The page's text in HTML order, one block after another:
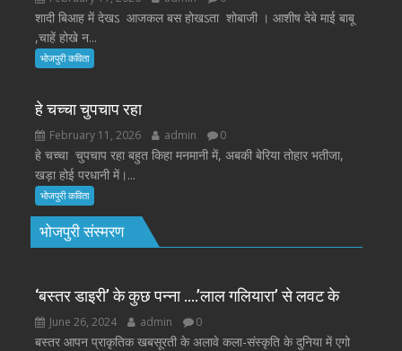
शादी बिआह में देखऽ आजकल बस होखऽता शोबाजी । आशीष देबे माई बाबू
,चाहें होखे न...
भोजपुरी कविता
हे चच्चा चुपचाप रहा
February 11, 2026 admin 0
हे चच्चा चुपचाप रहा बहुत किहा मनमानी में, अबकी बेरिया तोहार भतीजा,
खड़ा होई परधानी में।...
भोजपुरी कविता
भोजपुरी संस्मरण
‘बस्तर डाइरी’ के कुछ पन्ना ….’लाल गलियारा’ से लवट के
June 26, 2024 admin 0
बस्तर आपन प्राकृतिक खबसूरती के अलावे कला-संस्कृति के दुनिया में एगो